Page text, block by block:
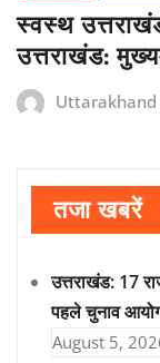
स्वस्थ
उत्तराखंड:
तजा खबरें
उत्तराखंड: 17
पहले चुनाव आयोग
August 5,